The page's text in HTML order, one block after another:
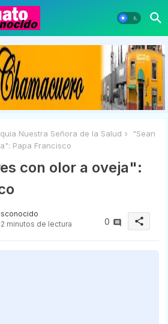
Nuestra Señora de la Salud
"Sean
Papa Francisco
con olor a oveja":
2 minutos de lectura 0 share